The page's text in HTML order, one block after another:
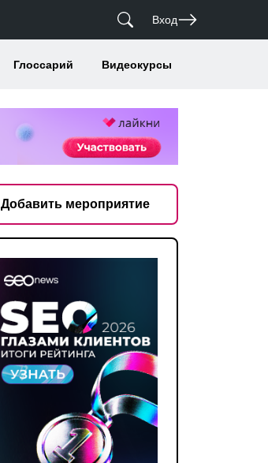
Вход
Глоссарий Видеокурсы
Добавить мероприятие